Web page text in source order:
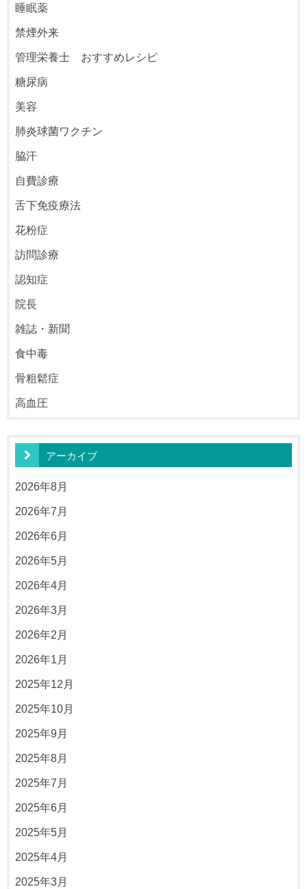
睡眠薬
禁煙外来
管理栄養士 おすすめレシピ
糖尿病
美容
肺炎球菌ワクチン
脇汗
自費診療
舌下免疫療法
花粉症
訪問診療
認知症
院長
雑誌・新聞
食中毒
骨粗鬆症
高血圧
アーカイブ
2026年8月
2026年7月
2026年6月
2026年5月
2026年4月
2026年3月
2026年2月
2026年1月
2025年12月
2025年10月
2025年9月
2025年8月
2025年7月
2025年6月
2025年5月
2025年4月
2025年3月